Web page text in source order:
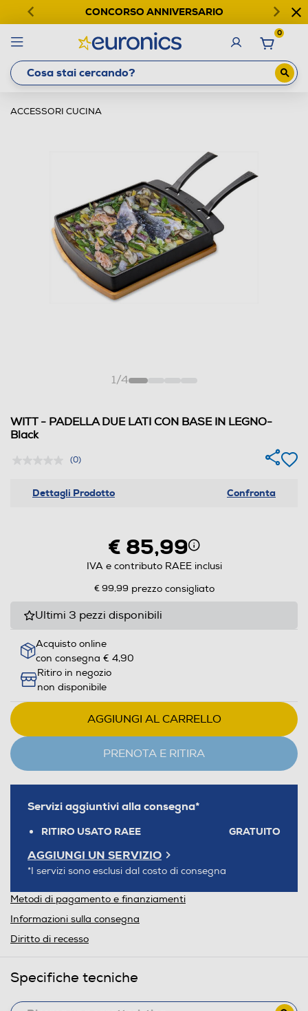
CONCORSO ANNIVERSARIO
0
ACCESSORI CUCINA
1/4
WITT - PADELLA DUE LATI CON BASE IN LEGNO-
Black
(0)
Dettagli Prodotto Confronta
€ 85,99
IVA e contributo RAEE inclusi
€ 99,99 prezzo consigliato
Ultimi 3 pezzi disponibili
Acquisto online
con consegna € 4,90
Ritiro in negozio
non disponibile
AGGIUNGI AL CARRELLO
PRENOTA E RITIRA
Servizi aggiuntivi alla consegna*
RITIRO USATO RAEE GRATUITO
AGGIUNGI UN SERVIZIO
*I servizi sono esclusi dal costo di consegna
Metodi di pagamento e finanziamenti
Informazioni sulla consegna
Diritto di recesso
Specifiche tecniche